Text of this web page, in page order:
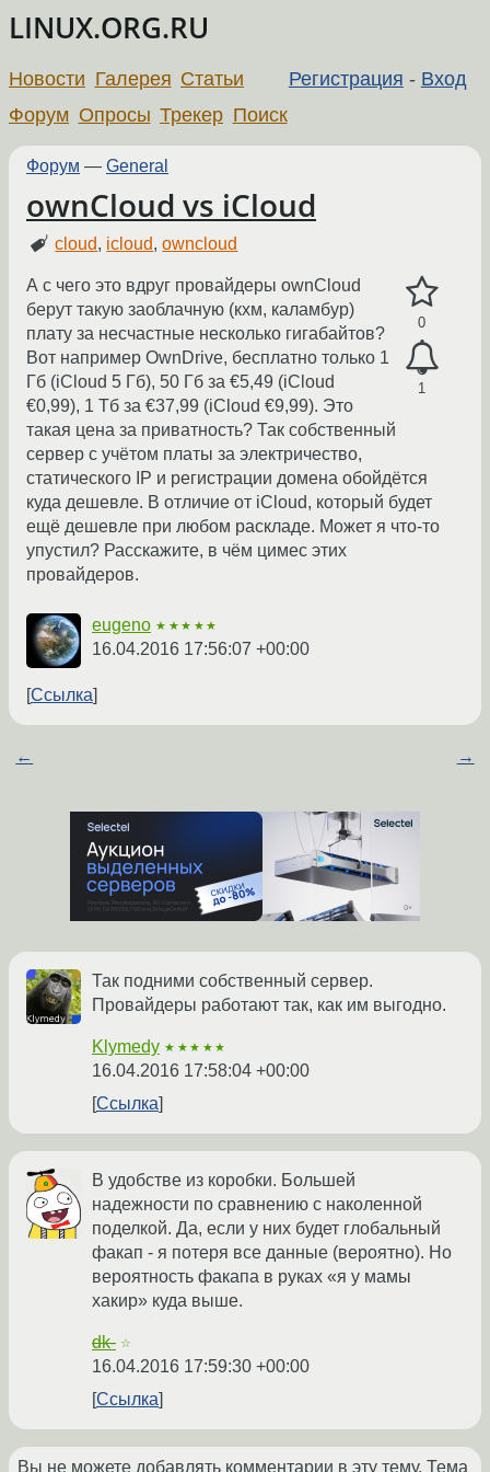
LINUX.ORG.RU
Регистрация - Вход
Новости Галерея Статьи
Форум Опросы Трекер Поиск
Форум — General
ownCloud vs iCloud
cloud, icloud,owncloud
0
1
А с чего это вдруг провайдеры ownCloud
берут такую заоблачную (кхм, каламбур)
плату за несчастные несколько гигабайтов?
Вот например OwnDrive, бесплатно только 1
Гб (iCloud 5 Гб), 50 Гб за €5,49 (iCloud
€0,99), 1 Тб за €37,99 (iCloud €9,99). Это
такая цена за приватность? Так собственный
сервер с учётом платы за электричество,
статического IP и регистрации домена обойдётся
куда дешевле. В отличие от iCloud, который будет
ещё дешевле при любом раскладе. Может я что-то
упустил? Расскажите, в чём цимес этих
провайдеров.
eugeno ★★★★★
16.04.2016 17:56:07 +00:00
Ссылка
← →
Так подними собственный сервер.
Провайдеры работают так, как им выгодно.
Klymedy ★★★★★
16.04.2016 17:58:04 +00:00
Ссылка
В удобстве из коробки. Большей
надежности по сравнению с наколенной
поделкой. Да, если у них будет глобальный
факап - я потеря все данные (вероятно). Но
вероятность факапа в руках «я у мамы
хакир» куда выше.
dk- ☆
16.04.2016 17:59:30 +00:00
Ссылка
Вы не можете добавлять комментарии в эту тему. Тема